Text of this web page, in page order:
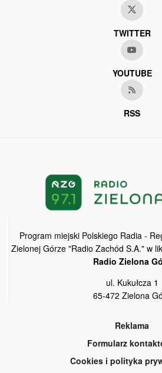
TWITTER
YOUTUBE
RSS
Program miejski Polskiego Radia -
Zielonej Górze "Radio Zachód S.A." w
Radio Zielona
ul. Kukułcza 1
65-472 Zielona
Reklama
Formularz
Cookies i polityka